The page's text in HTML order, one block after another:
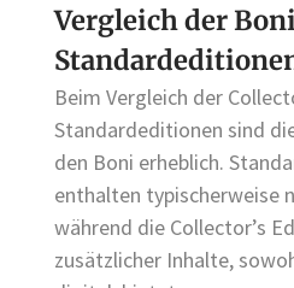
Vergleich der
Beim Vergleich der
Standardeditionen sind
den Boni erheblich.
enthalten typischerweise
während die Collector’s
zusätzlicher Inhalte,